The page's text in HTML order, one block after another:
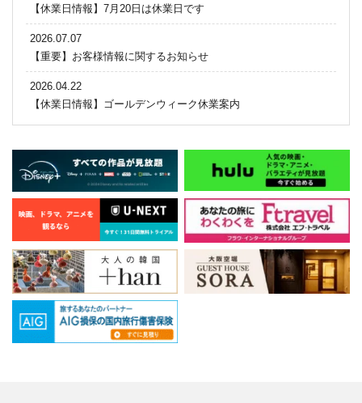
【休業日情報】7月20日は休業日です
2026.07.07
【重要】お客様情報に関するお知らせ
2026.04.22
【休業日情報】ゴールデンウィーク休業案内